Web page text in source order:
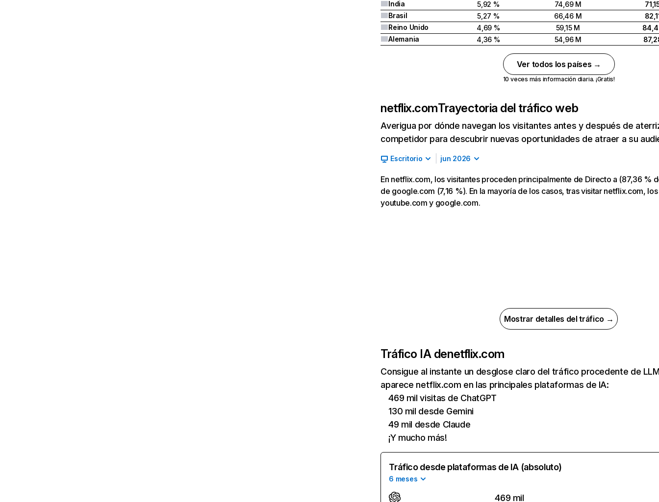
India
5,92 % 74,69 M
Brasil
5,27 % 66,46 M
Reino Unido
4,69 % 59,15 M
Alemania
4,36 % 54,96 M
Ver todos los países →
10 veces más información diaria. ¡Gratis!
netflix.comTrayectoria del tráfico web
Averigua por dónde navegan los visitantes antes y después de
competidor para descubrir nuevas oportunidades de atraer a su
Escritorio jun 2026
En netflix.com, los visitantes proceden principalmente de Directo a (87,36 %
de google.com (7,16 %). En la mayoría de los casos, tras visitar netflix.com,
youtube.com y google.com.
Mostrar detalles del tráfico →
Tráfico IA denetflix.com
Consigue al instante un desglose claro del tráfico procedente de
aparece netflix.com en las principales plataformas de IA:
469 mil visitas de ChatGPT
130 mil desde Gemini
49 mil desde Claude
¡Y mucho más!
Tráfico desde plataformas de IA (absoluto)
6 meses
469 mil